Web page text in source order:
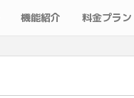
機能紹介 料金プラン